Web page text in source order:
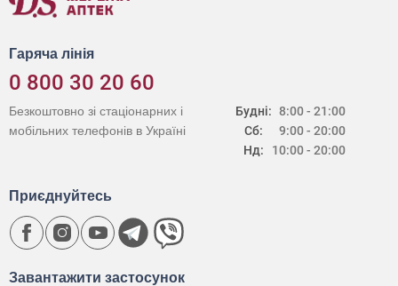
Гаряча лінія
0 800 30 20 60
Будні:
Сб:
Нд:
8:00 - 21:00
9:00 - 20:00
10:00 - 20:00
Безкоштовно зі стаціонарних і
мобільних телефонів в Україні
Завантажити застосунок
Приєднуйтесь